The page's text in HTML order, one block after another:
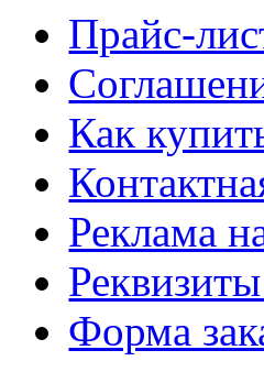
Прайс-
Как
Реклама
Реквизиты
Форма